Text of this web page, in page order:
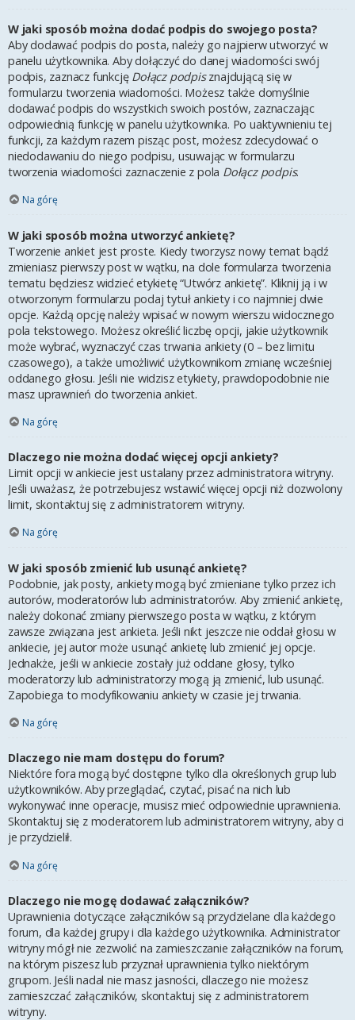
W jaki sposób można dodać podpis do swojego posta?
Aby dodawać podpis do posta, należy go najpierw utworzyć w
panelu użytkownika. Aby dołączyć do danej wiadomości swój
podpis, zaznacz funkcję Dołącz podpisznajdującą się w
formularzu tworzenia wiadomości. Możesz także domyślnie
dodawać podpis do wszystkich swoich postów, zaznaczając
odpowiednią funkcję w panelu użytkownika. Po uaktywnieniu tej
funkcji, za każdym razem pisząc post, możesz zdecydować o
niedodawaniu do niego podpisu, usuwając w formularzu
tworzenia wiadomości zaznaczenie z pola Dołącz podpis.
Na górę
W jaki sposób można utworzyć ankietę?
Tworzenie ankiet jest proste. Kiedy tworzysz nowy temat bądź
zmieniasz pierwszy post w wątku, na dole formularza tworzenia
tematu będziesz widzieć etykietę “Utwórz ankietę”. Kliknij ją i w
otworzonym formularzu podaj tytuł ankiety i co najmniej dwie
opcje. Każdą opcję należy wpisać w nowym wierszu widocznego
pola tekstowego. Możesz określić liczbę opcji, jakie użytkownik
może wybrać, wyznaczyć czas trwania ankiety (0 – bez limitu
czasowego), a także umożliwić użytkownikom zmianę wcześniej
oddanego głosu. Jeśli nie widzisz etykiety, prawdopodobnie nie
masz uprawnień do tworzenia ankiet.
Na górę
Dlaczego nie można dodać więcej opcji ankiety?
Limit opcji w ankiecie jest ustalany przez administratora witryny.
Jeśli uważasz, że potrzebujesz wstawić więcej opcji niż dozwolony
limit, skontaktuj się z administratorem witryny.
Na górę
W jaki sposób zmienić lub usunąć ankietę?
Podobnie, jak posty, ankiety mogą być zmieniane tylko przez ich
autorów, moderatorów lub administratorów. Aby zmienić ankietę,
należy dokonać zmiany pierwszego posta w wątku, z którym
zawsze związana jest ankieta. Jeśli nikt jeszcze nie oddał głosu w
ankiecie, jej autor może usunąć ankietę lub zmienić jej opcje.
Jednakże, jeśli w ankiecie zostały już oddane głosy, tylko
moderatorzy lub administratorzy mogą ją zmienić, lub usunąć.
Zapobiega to modyfikowaniu ankiety w czasie jej trwania.
Na górę
Dlaczego nie mam dostępu do forum?
Niektóre fora mogą być dostępne tylko dla określonych grup lub
użytkowników. Aby przeglądać, czytać, pisać na nich lub
wykonywać inne operacje, musisz mieć odpowiednie uprawnienia.
Skontaktuj się z moderatorem lub administratorem witryny, aby ci
je przydzielił.
Na górę
Dlaczego nie mogę dodawać załączników?
Uprawnienia dotyczące załączników są przydzielane dla każdego
forum, dla każdej grupy i dla każdego użytkownika. Administrator
witryny mógł nie zezwolić na zamieszczanie załączników na forum,
na którym piszesz lub przyznał uprawnienia tylko niektórym
grupom. Jeśli nadal nie masz jasności, dlaczego nie możesz
zamieszczać załączników, skontaktuj się z administratorem
witryny.